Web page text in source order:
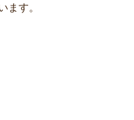
ます。